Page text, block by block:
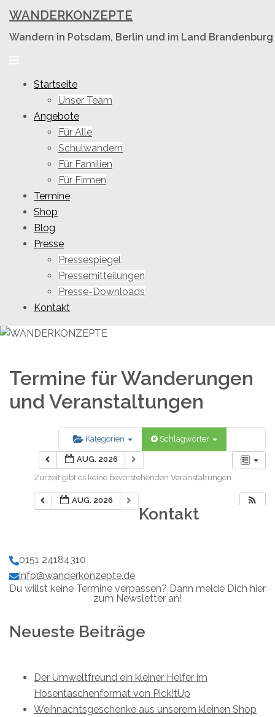
content
WANDERKONZEPTE
Wandern in Potsdam, Berlin und im Land Brandenburg
Startseite
Unser Team
Angebote
Für Alle
Schulwandern
Für Familien
Für Firmen
Termine
Shop
Blog
Presse
Pressespiegel
Pressemitteilungen
Presse-Downloads
Kontakt
Termine für Wanderungen
und Veranstaltungen
Kategorien Schlagwörter
AUG. 2026
Zurzeit gibt es keine bevorstehenden Veranstaltungen.
AUG. 2026
Kontakt
0151 24184310
info@wanderkonzepte.de
Du willst keine Termine verpassen? Dann melde Dich hier
zum Newsletter an!
Neueste Beiträge
Der Umweltfreund ein kleiner Helfer im
Hosentaschenformat von Pick!tUp
Weihnachtsgeschenke aus unserem kleinen Shop